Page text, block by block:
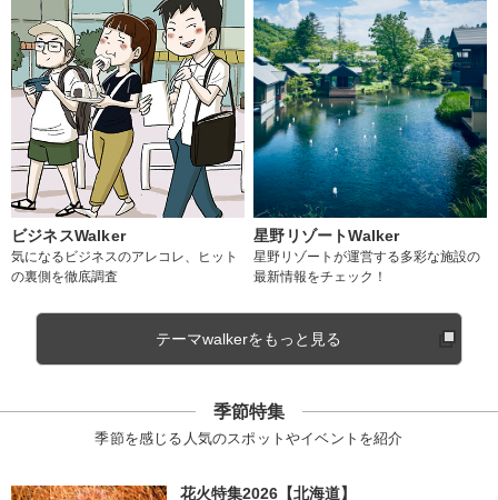
ビジネスWalker
気になるビジネスのアレコレ、ヒット
の裏側を徹底調査
星野リゾートWalker
星野リゾートが運営する多彩な施設の
最新情報をチェック！
テーマwalkerをもっと見る
季節特集
季節を感じる人気のスポットやイベントを紹介
花火特集2026【北海道】